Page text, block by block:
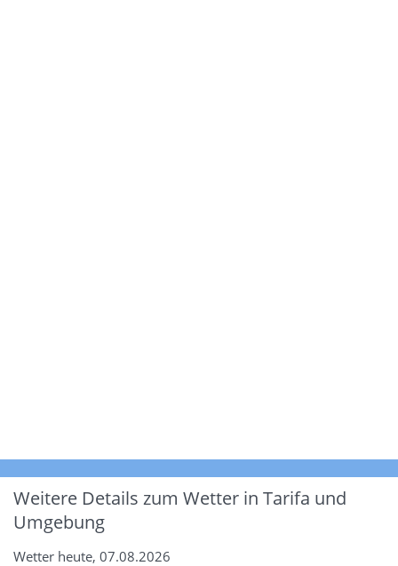
Weitere Details zum Wetter in Tarifa und
Umgebung
Wetter heute, 07.08.2026